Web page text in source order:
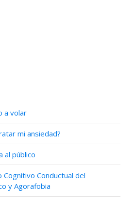
a volar
mi ansiedad?
al público
Conductual del
y Agorafobia